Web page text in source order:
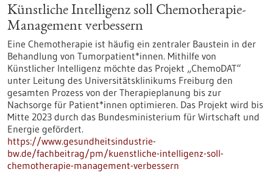
Künstliche Intelligenz soll Chemotherapie-
Management verbessern
Eine Chemotherapie ist häufig ein zentraler Baustein in der
Behandlung von Tumorpatient*innen. Mithilfe von
Künstlicher Intelligenz möchte das Projekt „ChemoDAT“
unter Leitung des Universitätsklinikums Freiburg den
gesamten Prozess von der Therapieplanung bis zur
Nachsorge für Patient*innen optimieren. Das Projekt wird bis
Mitte 2023 durch das Bundesministerium für Wirtschaft und
Energie gefördert.
https://www.gesundheitsindustrie-
bw.de/fachbeitrag/pm/kuenstliche-intelligenz-soll-
chemotherapie-management-verbessern